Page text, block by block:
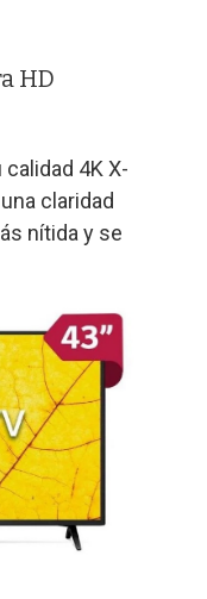
HD
4K X-
claridad
nítida y se